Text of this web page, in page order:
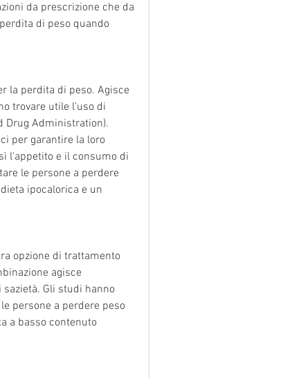
da prescrizione che da
di peso quando
la perdita di peso. Agisce
trovare utile l'uso di
Drug Administration).
per garantire la loro
l'appetito e il consumo di
le persone a perdere
ipocalorica e un
opzione di trattamento
agisce
Gli studi hanno
persone a perdere peso
a basso contenuto